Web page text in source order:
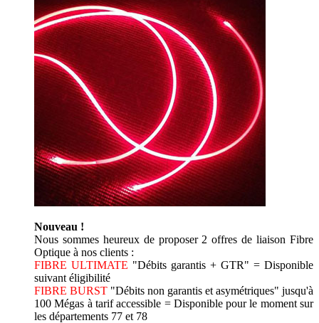
Nouveau !
Nous sommes heureux de proposer 2 offres de liaison Fibre
Optique à nos clients :
FIBRE ULTIMATE "Débits garantis + GTR" = Disponible
suivant éligibilité
FIBRE BURST "Débits non garantis et asymétriques" jusqu'à
100 Mégas à tarif accessible = Disponible pour le moment sur
les départements 77 et 78